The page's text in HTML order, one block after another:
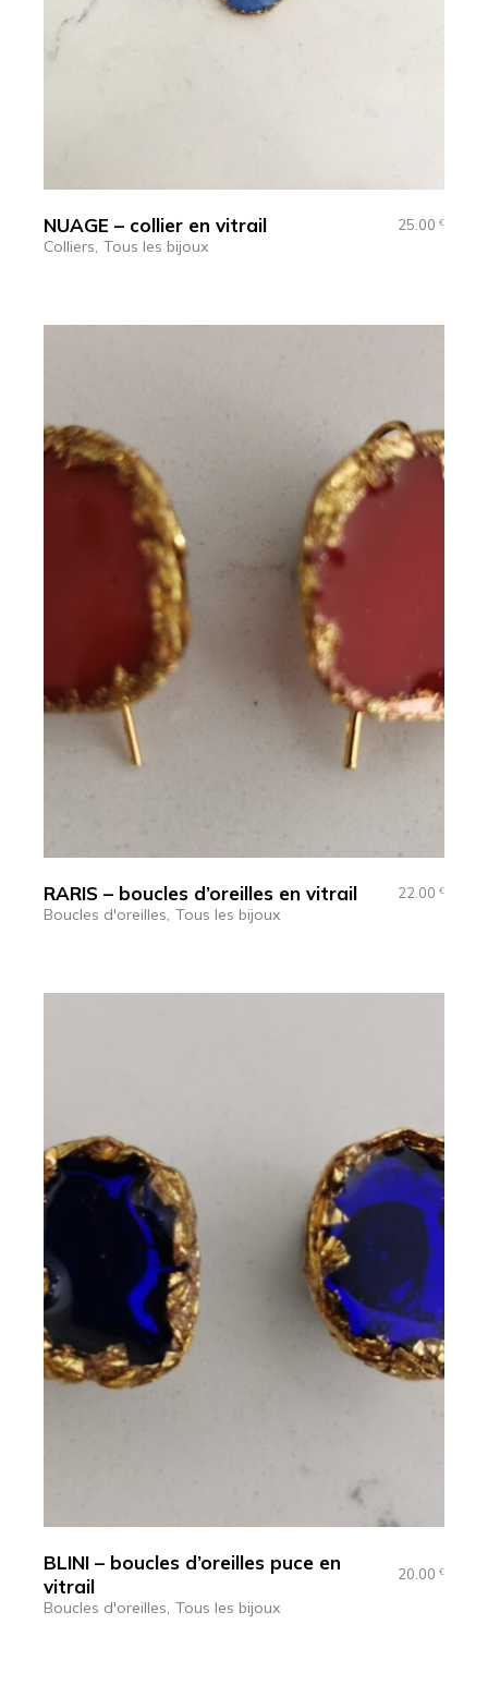
NUAGE – collier en vitrail 25.00 €
Colliers Tous les bijoux
RARIS – boucles d’oreilles en vitrail 22.00 €
Boucles d'oreilles Tous les bijoux
BLINI – boucles d’oreilles puce en
vitrail
20.00 €
Boucles d'oreilles Tous les bijoux